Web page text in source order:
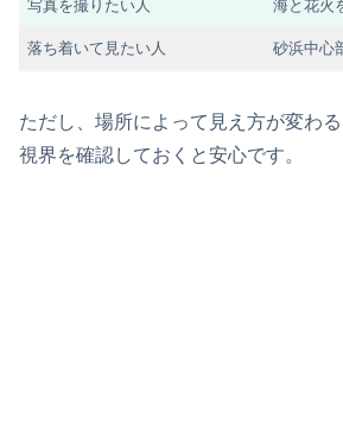
写真を撮りたい人 海と花火
落ち着いて見たい人 砂浜中心
ただし、場所によって見え方が変わ
視界を確認しておくと安心です。